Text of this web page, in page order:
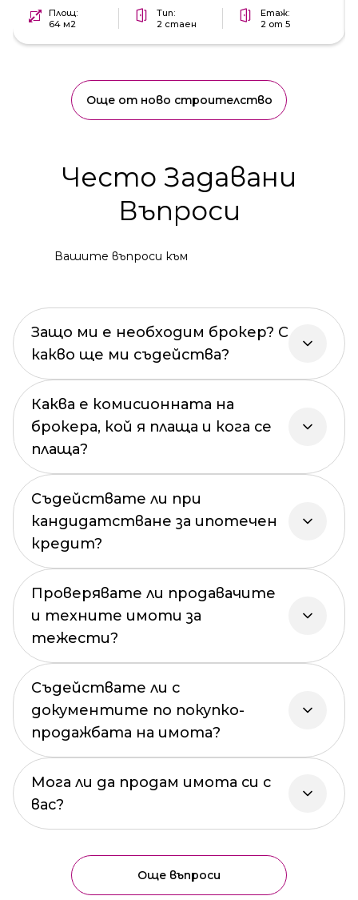
Площ:
64 м2
Тип:
2 стаен
Етаж:
2 от 5
Още от ново строителство
Често Задавани
Въпроси
Вашите въпроси към
Защо ми е необходим брокер? С
какво ще ми съдейства?
Каква е комисионната на
брокера, кой я плаща и кога се
плаща?
Съдействате ли при
кандидатстване за ипотечен
кредит?
Проверявате ли продавачите
и техните имоти за
тежести?
Съдействате ли с
документите по покупко-
продажбата на имота?
Мога ли да продам имота си с
вас?
Още въпроси